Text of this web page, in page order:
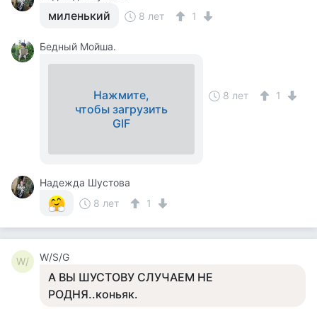
миленький 8 лет 1
Бедный Мойша.
Нажмите,
чтобы загрузить
GIF
8 лет 1
Надежда Шустова
8 лет
1
W/ W/S/G
А ВЫ ШУСТОВУ СЛУЧАЕМ НЕ
РОДНЯ..коньяк.